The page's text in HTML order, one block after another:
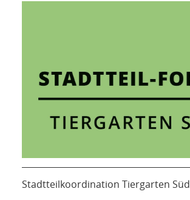
Stadtteilkoordination Tiergarten Süd